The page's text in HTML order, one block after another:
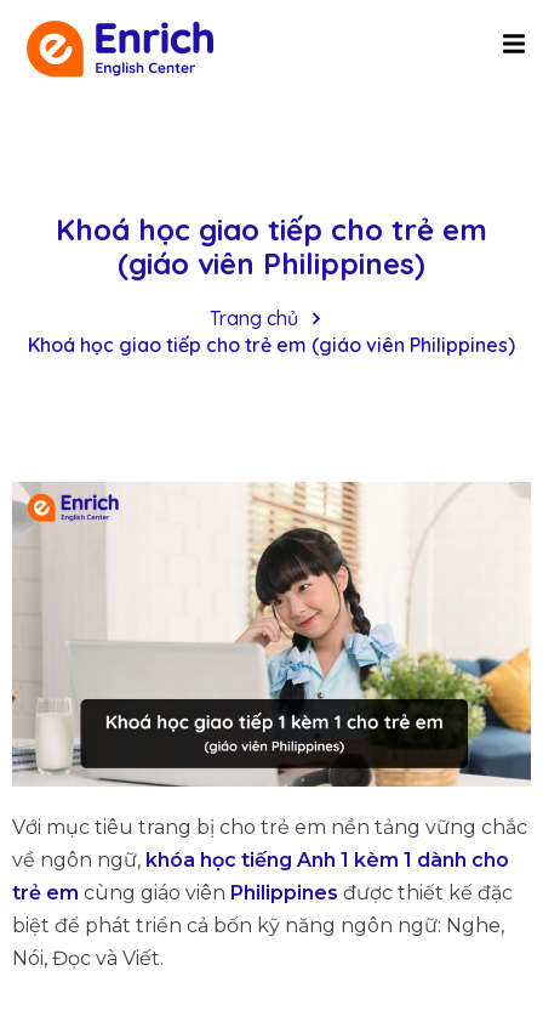
Khoá học giao tiếp cho trẻ em
(giáo viên Philippines)
Trang chủ
Khoá học giao tiếp cho trẻ em (giáo viên Philippines)
Với mục tiêu trang bị cho trẻ em nền tảng vững chắc
về ngôn ngữ, khóa học tiếng Anh 1 kèm 1 dành cho
trẻ em cùng giáo viên Philippines được thiết kế đặc
biệt để phát triển cả bốn kỹ năng ngôn ngữ: Nghe,
Nói, Đọc và Viết.